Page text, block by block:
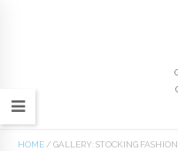
HOME / GALLERY: STOCKING FASHION